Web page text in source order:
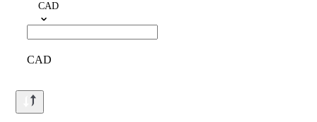
CAD
CAD